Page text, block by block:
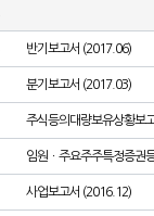
반기보고서 (2017.06)
분기보고서 (2017.03)
주식등의대량보유상황보
임원ㆍ주요주주특정증권
사업보고서 (2016.12)